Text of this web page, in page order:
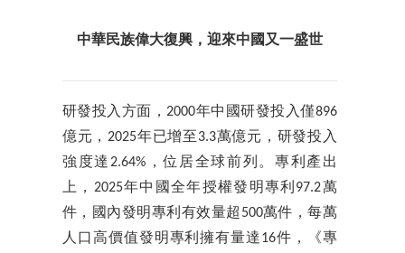
中華民族偉大復興，迎來中國又一盛世
研發投入方面，2000年中國研發投入僅896
億元，2025年已增至3.3萬億元，研發投入
強度達2.64%，位居全球前列。專利產出
上，2025年中國全年授權發明專利97.2萬
件，國內發明專利有效量超500萬件，每萬
人口高價值發明專利擁有量達16件，《專